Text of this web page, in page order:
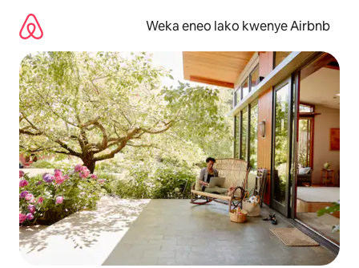
kwenda
kwenye
maudhui
Weka eneo lako kwenye Airbnb